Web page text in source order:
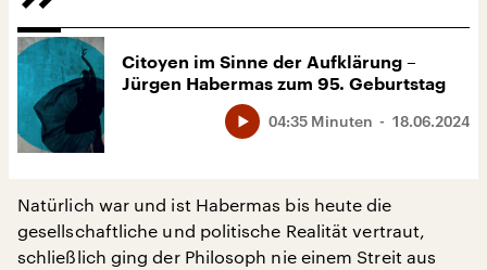
Citoyen im Sinne der Aufklärung –
Jürgen Habermas zum 95. Geburtstag
18.06.2024
04:35 Minuten
Natürlich war und ist Habermas bis heute die
gesellschaftliche und politische Realität vertraut,
schließlich ging der Philosoph nie einem Streit aus